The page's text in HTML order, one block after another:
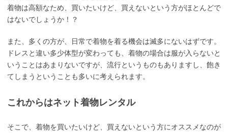
着物は高額なため、買いたいけど、買えないという方がほとんどで
はないでしょうか！？
また、多くの方が、日常で着物を着る機会は滅多にないはずです。
ドレスと違い多少体型が変わっても、着物の場合は服が入らないと
いうことはあまりないですが、流行というものもありますし、飽き
てしまうということも多いに考えられます。
これからはネット着物レンタル
そこで、着物を買いたいけど、買えないという方にオススメなのが